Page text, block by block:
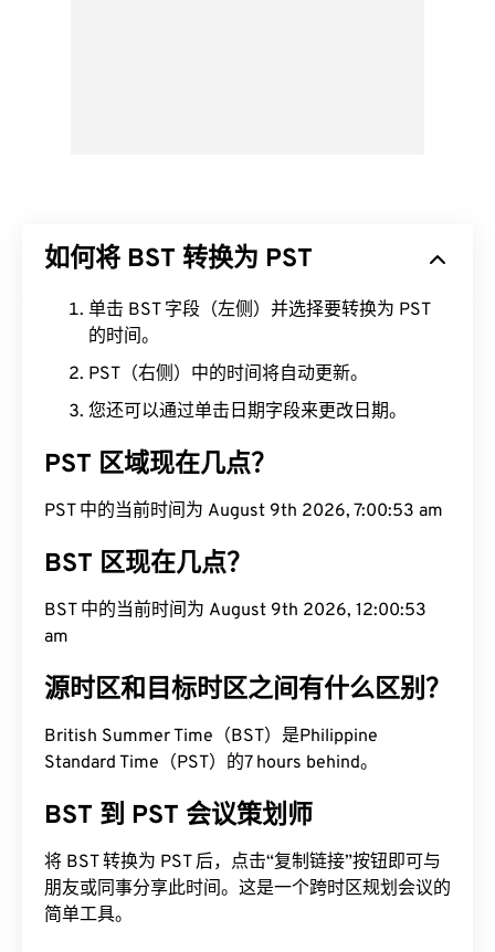
如何将 BST 转换为 PST
单击 BST 字段（左侧）并选择要转换为 PST
的时间。
PST（右侧）中的时间将自动更新。
您还可以通过单击日期字段来更改日期。
PST 区域现在几点？
PST 中的当前时间为 August 9th 2026, 7:00:54 am
BST 区现在几点？
BST 中的当前时间为 August 9th 2026, 12:00:54
am
源时区和目标时区之间有什么区别？
British Summer Time（BST）是Philippine
Standard Time（PST）的7 hours behind。
BST 到 PST 会议策划师
将 BST 转换为 PST 后，点击“复制链接”按钮即可与
朋友或同事分享此时间。这是一个跨时区规划会议的
简单工具。